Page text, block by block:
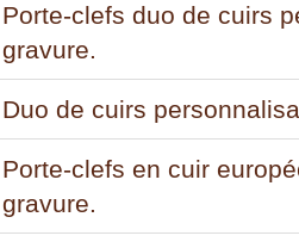
Porte-clefs duo de cuirs
gravure.
Duo de cuirs
Porte-clefs en cuir
gravure.